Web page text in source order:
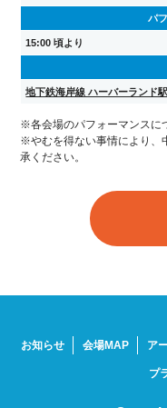
パ
15:00 頃より
地下鉄海岸線 ハーバーランド
※各会場のパフォーマンスに
※やむを得ない事情により、
承ください。
お知らせ 会場MAP ア
プ